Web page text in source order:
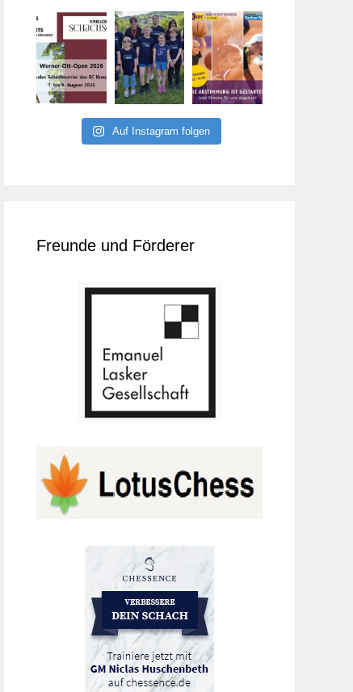
Auf Instagram folgen
Freunde und Förderer